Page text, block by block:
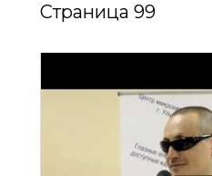
Страница 99